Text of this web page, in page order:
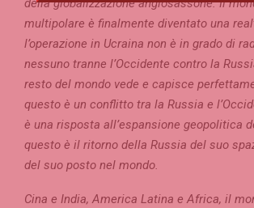
della globalizzazione anglosassone. Il
multipolare è finalmente diventato una
l’operazione in Ucraina non è in grado di
nessuno tranne l’Occidente contro la
resto del mondo vede e capisce
questo è un conflitto tra la Russia e
è una risposta all’espansione geopolitica
questo è il ritorno della Russia del suo
del suo posto nel mondo.
Cina e India, America Latina e Africa, il